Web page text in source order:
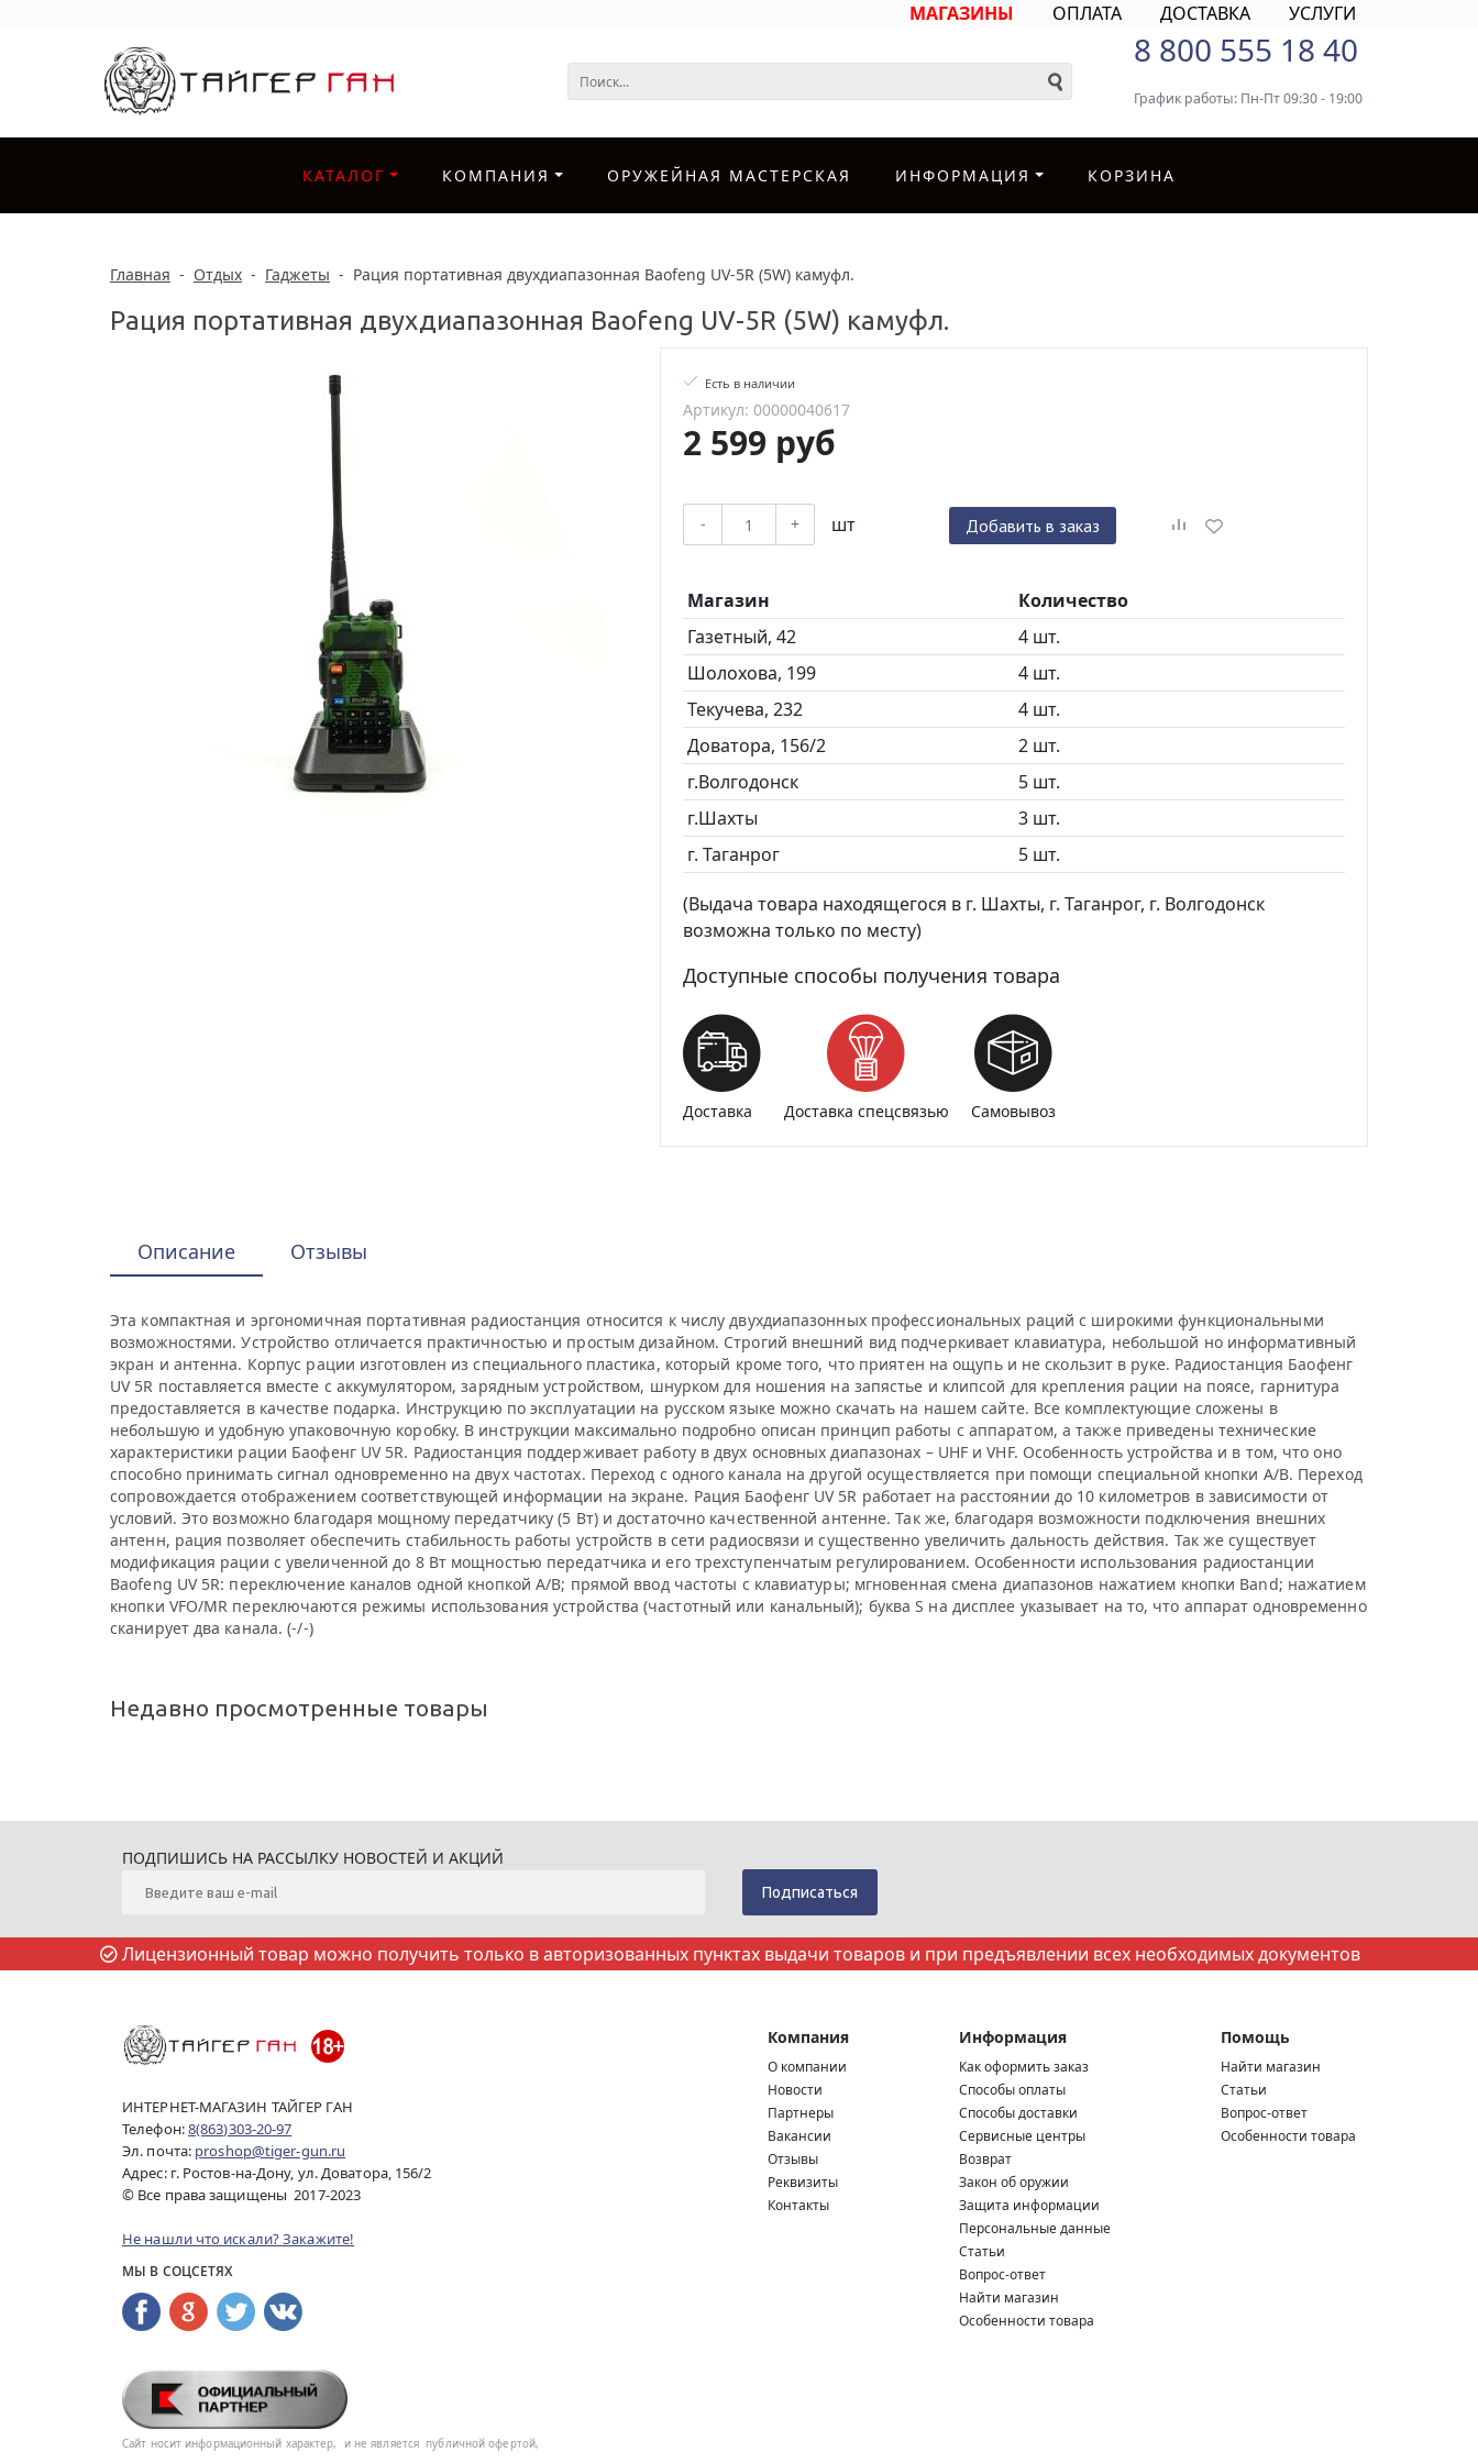
МАГАЗИНЫ ОПЛАТА ДОСТАВКА УСЛУГИ
8 800 555 18 40
График работы: Пн-Пт 09:30 - 19:00
КАТАЛОГ КОМПАНИЯ ОРУЖЕЙНАЯ МАСТЕРСКАЯ ИНФОРМАЦИЯ КОРЗИНА
Главная - Отдых - Гаджеты - Рация портативная двухдиапазонная Baofeng UV-5R (5W) камуфл.
Рация портативная двухдиапазонная Baofeng UV-5R (5W) камуфл.
Есть в наличии
Артикул: 00000040617
2 599 руб
- + шт Добавить в заказ
Магазин
Количество
Газетный, 42
4 шт.
Шолохова, 199
4 шт.
Текучева, 232
4 шт.
Доватора, 156/2
2 шт.
г.Волгодонск
5 шт.
г.Шахты
3 шт.
г. Таганрог
5 шт.
(Выдача товара находящегося в г. Шахты, г. Таганрог, г. Волгодонск
возможна только по месту)
Доступные способы получения товара
Доставка Доставка спецсвязью Самовывоз
Описание Отзывы
Эта компактная и эргономичная портативная радиостанция относится к числу двухдиапазонных профессиональных раций с широкими функциональными
возможностями. Устройство отличается практичностью и простым дизайном. Строгий внешний вид подчеркивает клавиатура, небольшой но информативный
экран и антенна. Корпус рации изготовлен из специального пластика, который кроме того, что приятен на ощупь и не скользит в руке. Радиостанция Баофенг
UV 5R поставляется вместе с аккумулятором, зарядным устройством, шнурком для ношения на запястье и клипсой для крепления рации на поясе, гарнитура
предоставляется в качестве подарка. Инструкцию по эксплуатации на русском языке можно скачать на нашем сайте. Все комплектующие сложены в
небольшую и удобную упаковочную коробку. В инструкции максимально подробно описан принцип работы с аппаратом, а также приведены технические
характеристики рации Баофенг UV 5R. Радиостанция поддерживает работу в двух основных диапазонах – UHF и VHF. Особенность устройства и в том, что оно
способно принимать сигнал одновременно на двух частотах. Переход с одного канала на другой осуществляется при помощи специальной кнопки A/B. Переход
сопровождается отображением соответствующей информации на экране. Рация Баофенг UV 5R работает на расстоянии до 10 километров в зависимости от
условий. Это возможно благодаря мощному передатчику (5 Вт) и достаточно качественной антенне. Так же, благодаря возможности подключения внешних
антенн, рация позволяет обеспечить стабильность работы устройств в сети радиосвязи и существенно увеличить дальность действия. Так же существует
модификация рации с увеличенной до 8 Вт мощностью передатчика и его трехступенчатым регулированием. Особенности использования радиостанции
Baofeng UV 5R: переключение каналов одной кнопкой A/B; прямой ввод частоты с клавиатуры; мгновенная смена диапазонов нажатием кнопки Band; нажатием
кнопки VFO/MR переключаются режимы использования устройства (частотный или канальный); буква S на дисплее указывает на то, что аппарат одновременно
сканирует два канала. (-/-)
Недавно просмотренные товары
ПОДПИШИСЬ НА РАССЫЛКУ НОВОСТЕЙ И АКЦИЙ
Лицензионный товар можно получить только в авторизованных пунктах выдачи товаров и при предъявлении всех необходимых документов
ИНТЕРНЕТ-МАГАЗИН ТАЙГЕР ГАН
Телефон:8(863)303-20-97
Эл. почта: proshop@tiger-gun.ru
Адрес: г. Ростов-на-Дону, ул. Доватора, 156/2
© Все права защищены 2017-2023
Не нашли что искали? Закажите!
МЫ В СОЦСЕТЯХ
Сайт носит информационный характер, и не является публичной офертой,
Компания
О компании
Новости
Партнеры
Вакансии
Отзывы
Реквизиты
Контакты
Информация
Как оформить заказ
Способы оплаты
Способы доставки
Сервисные центры
Возврат
Закон об оружии
Защита информации
Персональные данные
Статьи
Вопрос-ответ
Найти магазин
Особенности товара
Помощь
Найти магазин
Статьи
Вопрос-ответ
Особенности товара